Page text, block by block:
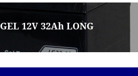
12V 32Ah LONG